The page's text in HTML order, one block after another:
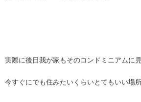
実際に後日我が家もそのコンドミニアムに
今すぐにでも住みたいくらいとてもいい場